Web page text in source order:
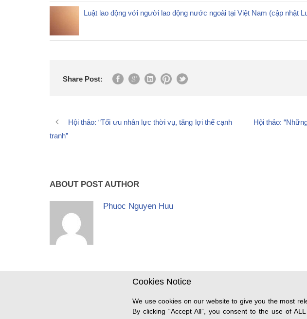
Luật lao động với người lao động nước ngoài tại Việt Nam (cập nhật
Share Post:
Hội thảo: “Tối ưu nhân lực thời vụ, tăng lợi thế cạnh
tranh”
Hội thảo:
ABOUT POST AUTHOR
Phuoc Nguyen Huu
Cookies Notice
We use cookies on our website to give you the most
By clicking “Accept All”, you consent to the use of